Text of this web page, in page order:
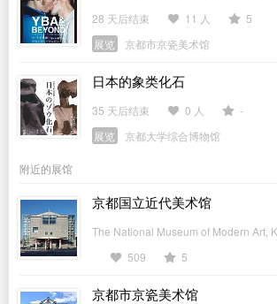
28 天后结束 11 人
5
展览
京都市京瓷美术馆
日本的象类化石
35 天后结束 0 人
-
展览
京都大学综合博物馆
附近的展馆
京都国立近代美术馆
The National Museum of Modern Art,
509
5
京都市京瓷美术馆